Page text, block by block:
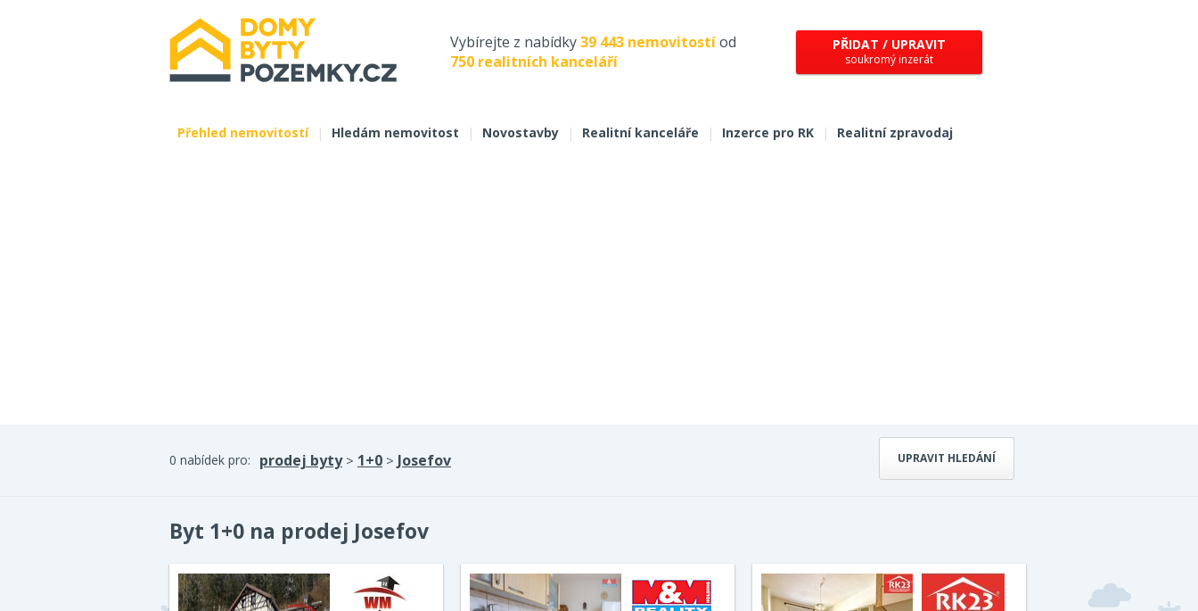
Vybírejte z nabídky39 443 nemovitostíod
750 realitních kanceláří
PŘIDAT / UPRAVIT
soukromý inzerát
Přehled nemovitostí | Hledám nemovitost | Novostavby | Realitní kanceláře | Inzerce pro RK | Realitní zpravodaj
UPRAVIT HLEDÁNÍ
0 nabídek pro: prodej byty> 1+0 > Josefov
Byt 1+0 na prodej Josefov